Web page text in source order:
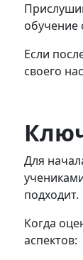
обучение
Если
своего
Для
подходит.
Когда
аспектов: